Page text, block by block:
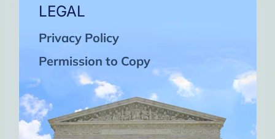
LEGAL
Privacy Policy
Permission to Copy